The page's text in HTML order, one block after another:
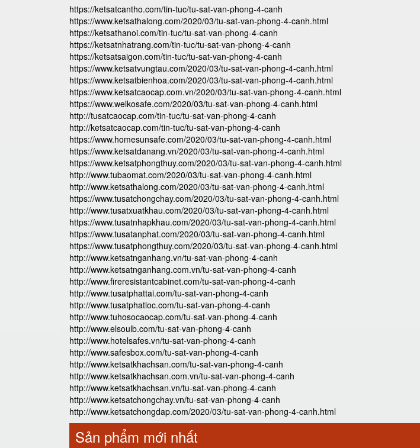
https://ketsatcantho.com/tin-tuc/tu-sat-van-phong-4-canh
https://www.ketsathalong.com/2020/03/tu-sat-van-phong-4-canh.html
https://ketsathanoi.com/tin-tuc/tu-sat-van-phong-4-canh
https://ketsatnhatrang.com/tin-tuc/tu-sat-van-phong-4-canh
https://ketsatsaigon.com/tin-tuc/tu-sat-van-phong-4-canh
https://www.ketsatvungtau.com/2020/03/tu-sat-van-phong-4-canh.html
https://www.ketsatbienhoa.com/2020/03/tu-sat-van-phong-4-canh.html
https://www.ketsatcaocap.com.vn/2020/03/tu-sat-van-phong-4-canh.html
https://www.welkosafe.com/2020/03/tu-sat-van-phong-4-canh.html
http://tusatcaocap.com/tin-tuc/tu-sat-van-phong-4-canh
http://ketsatcaocap.com/tin-tuc/tu-sat-van-phong-4-canh
https://www.homesunsafe.com/2020/03/tu-sat-van-phong-4-canh.html
https://www.ketsatdanang.vn/2020/03/tu-sat-van-phong-4-canh.html
https://www.ketsatphongthuy.com/2020/03/tu-sat-van-phong-4-canh.html
http://www.tubaomat.com/2020/03/tu-sat-van-phong-4-canh.html
http://www.ketsathalong.com/2020/03/tu-sat-van-phong-4-canh.html
https://www.tusatchongchay.com/2020/03/tu-sat-van-phong-4-canh.html
http://www.tusatxuatkhau.com/2020/03/tu-sat-van-phong-4-canh.html
https://www.tusatnhapkhau.com/2020/03/tu-sat-van-phong-4-canh.html
https://www.tusatanphat.com/2020/03/tu-sat-van-phong-4-canh.html
https://www.tusatphongthuy.com/2020/03/tu-sat-van-phong-4-canh.html
http://www.ketsatnganhang.vn/tu-sat-van-phong-4-canh
http://www.ketsatnganhang.com.vn/tu-sat-van-phong-4-canh
http://www.fireresistantcabinet.com/tu-sat-van-phong-4-canh
http://www.tusatphattai.com/tu-sat-van-phong-4-canh
http://www.tusatphatloc.com/tu-sat-van-phong-4-canh
http://www.tuhosocaocap.com/tu-sat-van-phong-4-canh
http://www.elsoulb.com/tu-sat-van-phong-4-canh
http://www.hotelsafes.vn/tu-sat-van-phong-4-canh
http://www.safesbox.com/tu-sat-van-phong-4-canh
http://www.ketsatkhachsan.com/tu-sat-van-phong-4-canh
http://www.ketsatkhachsan.com.vn/tu-sat-van-phong-4-canh
http://www.ketsatkhachsan.vn/tu-sat-van-phong-4-canh
http://www.ketsatchongchay.vn/tu-sat-van-phong-4-canh
http://www.ketsatchongdap.com/2020/03/tu-sat-van-phong-4-canh.html
Sản phẩm mới nhất